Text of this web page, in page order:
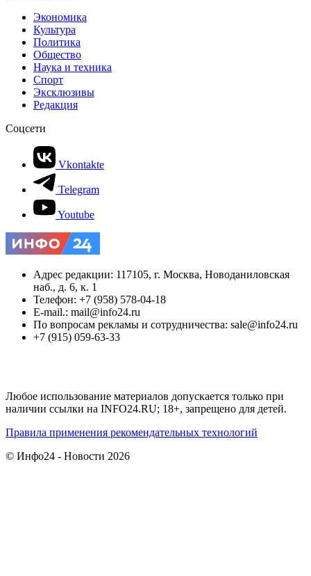
Экономика
Культура
Политика
Общество
Наука и техника
Спорт
Эксклюзивы
Редакция
Соцсети
Vkontakte
Telegram
Youtube
Адрес редакции: 117105, г. Москва, Новоданиловская
наб., д. 6, к. 1
Телефон: +7 (958) 578-04-18
E-mail.: mail@info24.ru
По вопросам рекламы и сотрудничества: sale@info24.ru
+7 (915) 059-63-33
Любое использование материалов допускается только при
наличии ссылки на INFO24.RU; 18+, запрещено для детей.
Правила применения рекомендательных технологий
© Инфо24 - Новости 2026